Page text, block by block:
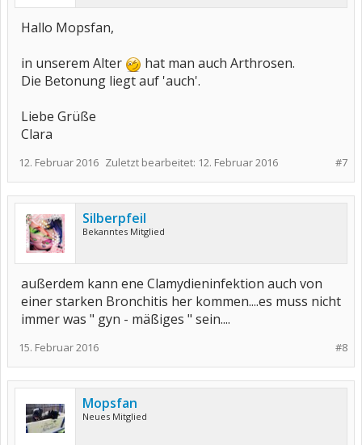
Hallo Mopsfan,
in unserem Alter
hat man auch Arthrosen.
Die Betonung liegt auf 'auch'.
Liebe Grüße
Clara
#7
12. Februar 2016 Zuletzt bearbeitet: 12. Februar 2016
Silberpfeil
Bekanntes Mitglied
außerdem kann ene Clamydieninfektion auch von
einer starken Bronchitis her kommen....es muss nicht
immer was " gyn - mäßiges " sein....
#8
15. Februar 2016
Mopsfan
Neues Mitglied